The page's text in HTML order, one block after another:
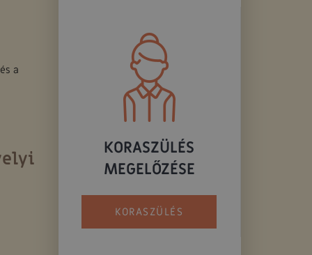
a
KORASZÜLÉS
MEGELŐZÉSE
KORASZÜLÉS